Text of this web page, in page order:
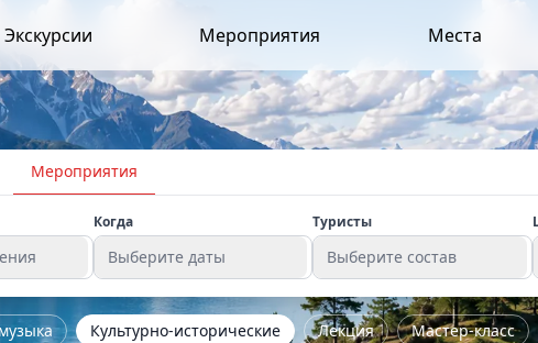
Экскурсии Мероприятия Места
Мероприятия
Когда
Выберите даты
Туристы
Выберите состав
Культурно-исторические Лекция Мастер-класс